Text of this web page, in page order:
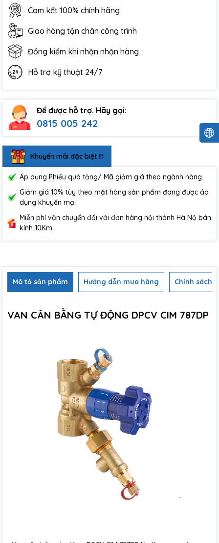
Cam kết 100% chính hãng
Giao hàng tận chân công trình
Đồng kiểm khi nhận nhận hàng
Hỗ trợ kỹ thuật 24/7
Để được hỗ trợ. Hãy gọi:
0815 005 242
Khuyến mãi đặc biệt !!!
Áp dụng Phiếu quà tặng/ Mã giảm giá theo ngành hàng.
Giảm giá 10% tùy theo mặt hàng sản phẩm đang được áp
dụng khuyến mại
Miễn phí vận chuyển đối với đơn hàng nội thành Hà Nộ bán
kính 10Km
Mô tả sản phẩm Hướng dẫn mua hàng Chính sách
VAN CÂN BẰNG TỰ ĐỘNG DPCV CIM 787DP